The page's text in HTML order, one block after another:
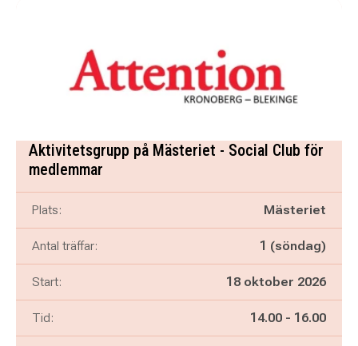
Aktivitetsgrupp på Mästeriet - Social Club för
medlemmar
Plats: Mästeriet
Antal träffar: 1 (söndag)
Start: 18 oktober 2026
Tid: Pågår mellan
14.00 - och
16.00